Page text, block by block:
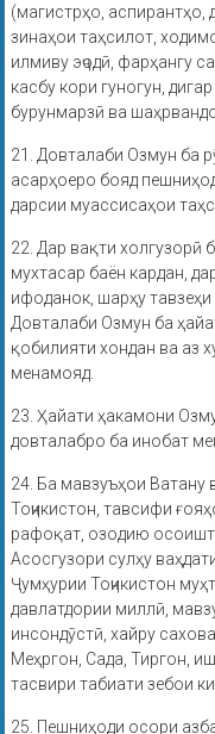
(магистрҳо, аспирантҳо,
зинаҳои таҳсилот,
илмиву эҷодӣ, фарҳангу
касбу кори гуногун,
бурунмарзӣ ва
21. Довталаби Озмун ба
асарҳоеро бояд
дарсии муассисаҳои
22. Дар вақти холгузорӣ
мухтасар баён кардан,
ифоданок, шарҳу
Довталаби Озмун ба
қобилияти хондан ва аз
менамояд.
23. Ҳайати ҳакамони
довталабро ба инобат
24. Ба мавзуъҳои Ватану
Тоҷикистон, тавсифи
рафоқат, озодию
Асосгузори сулҳу
Ҷумҳурии Тоҷикистон
давлатдории миллӣ,
инсондӯстӣ, хайру
Меҳргон, Сада, Тиргон,
тасвири табиати зебои
25. Пешниҳоди осори